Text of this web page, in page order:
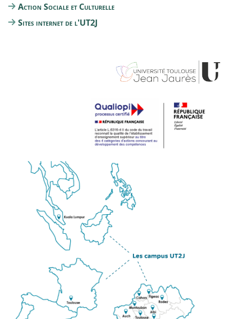
Action Sociale et Culturelle
Sites internet de l'UT2J